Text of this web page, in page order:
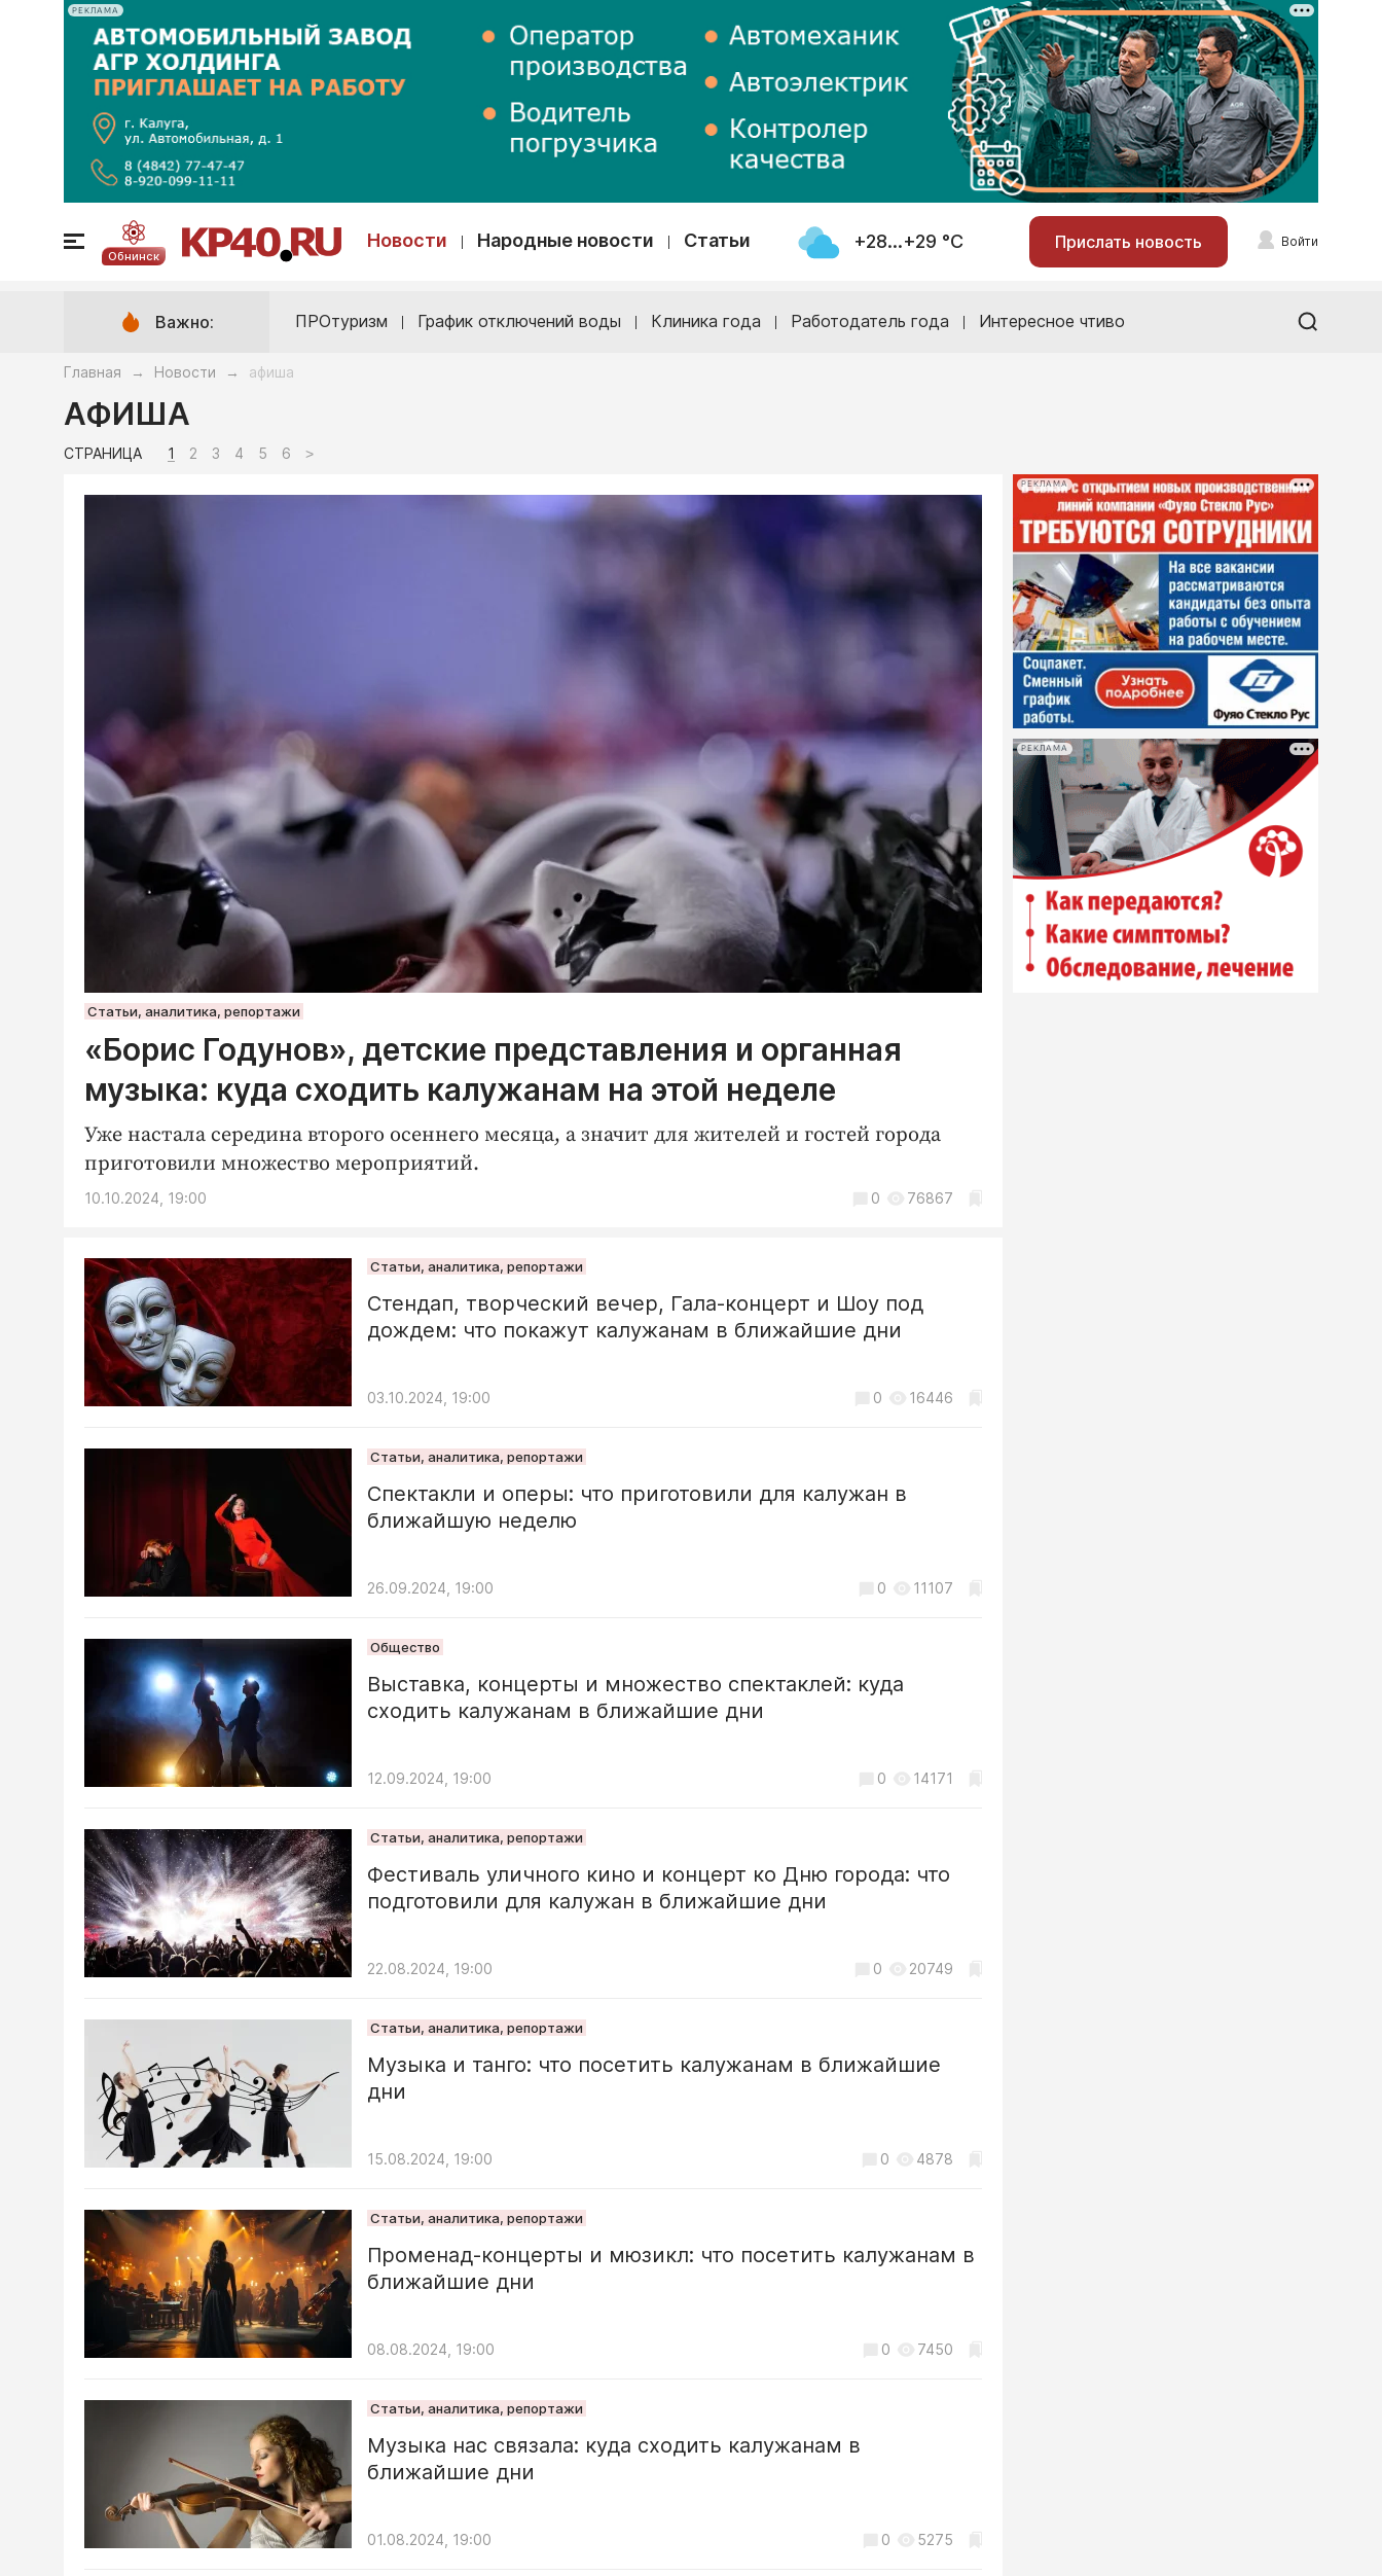
РЕКЛАМА
Обнинск
Новости Народные новости Статьи +28...+29 °С Прислать новость Войти
Важно: ПРОтуризм График отключений воды Клиника года Работодатель года Интересное чтиво
Главная → Новости → афиша
АФИША
СТРАНИЦА 1 2 3 4 5 6 >
Статьи, аналитика, репортажи
«Борис Годунов», детские представления и органная
музыка: куда сходить калужанам на этой неделе
Уже настала середина второго осеннего месяца, а значит для жителей и гостей города
приготовили множество мероприятий.
10.10.2024, 19:00 0 76867
Статьи, аналитика, репортажи
Стендап, творческий вечер, Гала-концерт и Шоу под
дождем: что покажут калужанам в ближайшие дни
03.10.2024, 19:00 0 16446
Статьи, аналитика, репортажи
Спектакли и оперы: что приготовили для калужан в
ближайшую неделю
26.09.2024, 19:00 0 11107
Общество
Выставка, концерты и множество спектаклей: куда
сходить калужанам в ближайшие дни
12.09.2024, 19:00 0 14171
Статьи, аналитика, репортажи
Фестиваль уличного кино и концерт ко Дню города: что
подготовили для калужан в ближайшие дни
22.08.2024, 19:00 0 20749
Статьи, аналитика, репортажи
Музыка и танго: что посетить калужанам в ближайшие
дни
15.08.2024, 19:00 0 4878
Статьи, аналитика, репортажи
Променад-концерты и мюзикл: что посетить калужанам в
ближайшие дни
08.08.2024, 19:00 0 7450
Статьи, аналитика, репортажи
Музыка нас связала: куда сходить калужанам в
ближайшие дни
01.08.2024, 19:00 0 5275
РЕКЛАМА
РЕКЛАМА